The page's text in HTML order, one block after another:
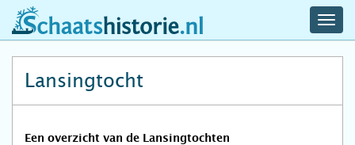
schaatshistorie.nl
Lansingtocht
Een overzicht van de Lansingtochten